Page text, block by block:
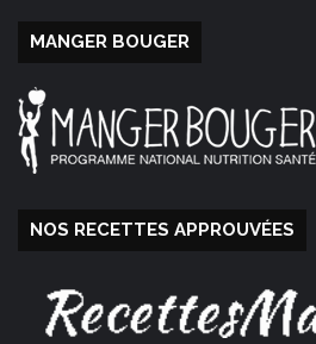
MANGER BOUGER
NOS RECETTES APPROUVÉES